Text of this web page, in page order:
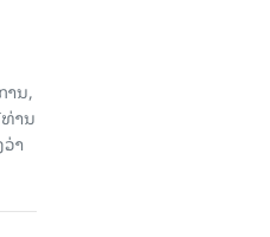
ານ,
ານ
າ